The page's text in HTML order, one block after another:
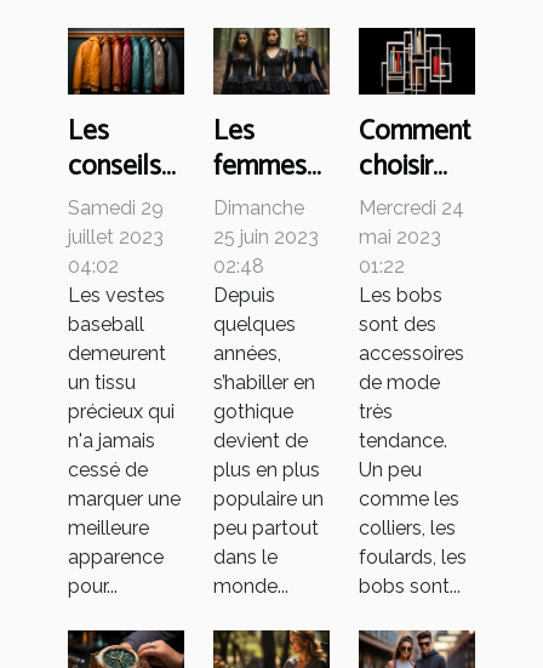
Les
conseils
pour
réussir le
choix des
vestes
baseball
Samedi 29
juillet 2023
04:02
Les vestes
baseball
demeurent
un tissu
précieux qui
n'a jamais
cessé de
marquer une
meilleure
apparence
pour...
Les
femmes
peuvent
elles
s’habiller
en
gothique
?
Dimanche
25 juin 2023
02:48
Depuis
quelques
années,
s’habiller en
gothique
devient de
plus en plus
populaire un
peu partout
dans le
monde...
Comment
choisir
votre bob
?
Mercredi 24
mai 2023
01:22
Les bobs
sont des
accessoires
de mode
très
tendance.
Un peu
comme les
colliers, les
foulards, les
bobs sont...